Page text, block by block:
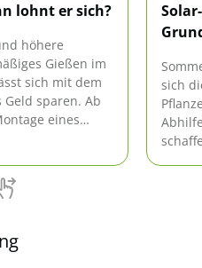
lohnt er sich?
höhere
Gießen im
sich mit dem
sparen. Ab
eines
sich